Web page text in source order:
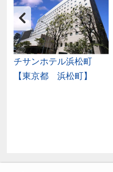
チサンホテル浜松町
【東京都 浜松町】